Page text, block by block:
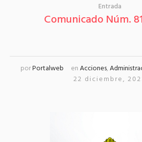
Entrada
Comunicado Núm.
porPortalweb enAcciones,
22 diciembre,